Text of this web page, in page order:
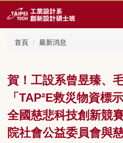
到
主
首頁 最新消息
賀！工設系曾昱臻、
「TAP²E救災物資標
全國慈悲科技創新競
院社會公益委員會與